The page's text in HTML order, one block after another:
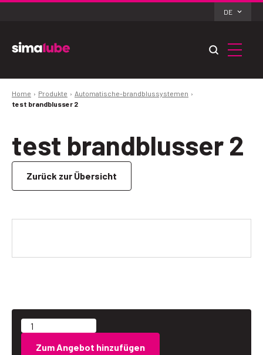
DE
Home Produkte
Automatische-brandblussystemen
test brandblusser 2
test brandblusser 2
Zurück zur Übersicht
Zum Angebot hinzufügen